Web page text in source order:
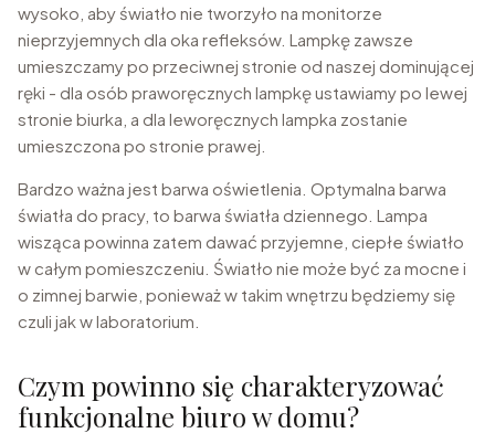
wysoko, aby światło nie tworzyło na monitorze
nieprzyjemnych dla oka refleksów. Lampkę zawsze
umieszczamy po przeciwnej stronie od naszej dominującej
ręki - dla osób praworęcznych lampkę ustawiamy po lewej
stronie biurka, a dla leworęcznych lampka zostanie
umieszczona po stronie prawej.
Bardzo ważna jest barwa oświetlenia. Optymalna barwa
światła do pracy, to barwa światła dziennego. Lampa
wisząca powinna zatem dawać przyjemne, ciepłe światło
w całym pomieszczeniu. Światło nie może być za mocne i
o zimnej barwie, ponieważ w takim wnętrzu będziemy się
czuli jak w laboratorium.
Czym powinno się charakteryzować
funkcjonalne biuro w domu?